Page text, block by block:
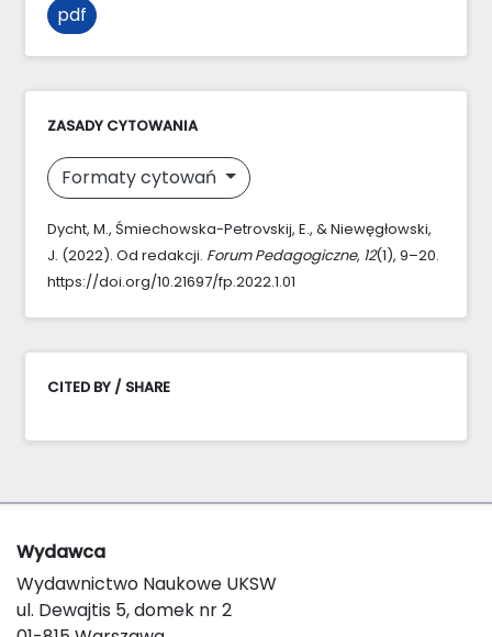
pdf
ZASADY CYTOWANIA
Formaty cytowań
Dycht, M., Śmiechowska-Petrovskij, E., & Niewęgłowski,
J. (2022). Od redakcji. Forum Pedagogiczne, 12(1), 9–20.
https://doi.org/10.21697/fp.2022.1.01
CITED BY / SHARE
Wydawca
Wydawnictwo Naukowe UKSW
ul. Dewajtis 5, domek nr 2